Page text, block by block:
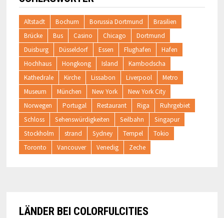
Altstadt Bochum Borussia Dortmund
Brasilien
Brücke
Bus Casino Chicago
Dortmund
Duisburg
Düsseldorf Essen Flughafen
Hafen
Hochhaus
Hongkong Island
Kambodscha
Kathedrale
Kirche Lissabon Liverpool
Metro
Museum
München New York
New York City
Norwegen
Portugal Restaurant Riga
Ruhrgebiet
Schloss
Sehenswürdigkeiten Seilbahn
Singapur
Stockholm
strand Sydney Tempel
Tokio
Toronto
Vancouver Venedig Zeche
LÄNDER BEI COLORFULCITIES